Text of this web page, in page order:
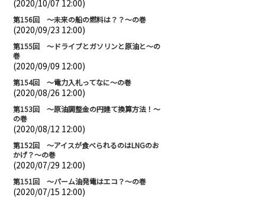
(2020/10/07 12:00)
第156回 ～未来の船の燃料は？？～の巻
(2020/09/23 12:00)
第155回 ～ドライブとガソリンと原油と～の
巻
(2020/09/09 12:00)
第154回 ～電力入札ってなに～の巻
(2020/08/26 12:00)
第153回 ～原油調整金の円建て換算方法！～
の巻
(2020/08/12 12:00)
第152回 ～アイスが食べられるのはLNGのお
かげ？～の巻
(2020/07/29 12:00)
第151回 ～パーム油発電はエコ？～の巻
(2020/07/15 12:00)